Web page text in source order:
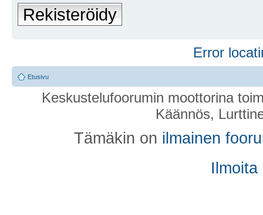
Rekisteröidy
Error
Etusivu
Keskustelufoorumin moottorina
Käännös,
Tämäkin on ilmainen